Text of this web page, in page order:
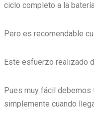
ciclo completo a la
Pero es recomendable
Este esfuerzo realizado
Pues muy fácil debemos
simplemente cuando